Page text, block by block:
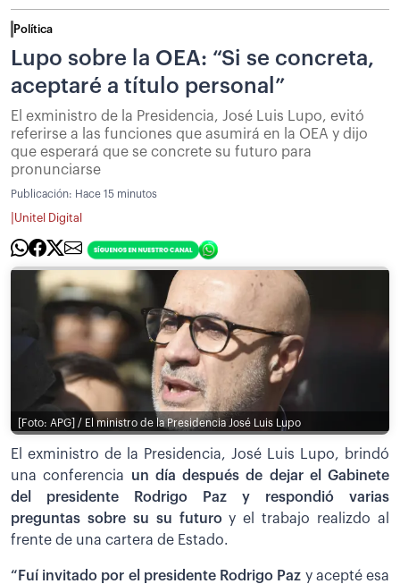
Política
Lupo sobre la OEA: “Si se concreta,
aceptaré a título personal”
El exministro de la Presidencia, José Luis Lupo, evitó
referirse a las funciones que asumirá en la OEA y dijo
que esperará que se concrete su futuro para
pronunciarse
Publicación: Hace 15 minutos
Unitel Digital
[Foto: APG] / El ministro de la Presidencia José Luis Lupo
El exministro de la Presidencia, José Luis Lupo, brindó
una conferencia un día después de dejar el Gabinete
del presidente Rodrigo Paz y respondió varias
preguntas sobre su su futuroy el trabajo realizdo al
frente de una cartera de Estado.
“Fuí invitado por el presidente Rodrigo Paz y acepté esa